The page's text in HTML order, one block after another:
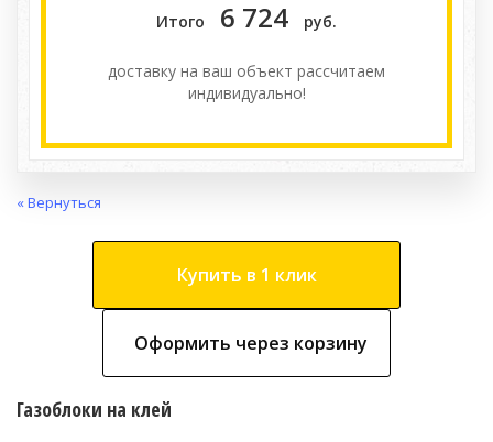
Итого 6 724 руб.
доставку на ваш объект расcчитаем
индивидуально!
« Вернуться
Купить в 1 клик
Оформить через корзину
Газоблоки на клей